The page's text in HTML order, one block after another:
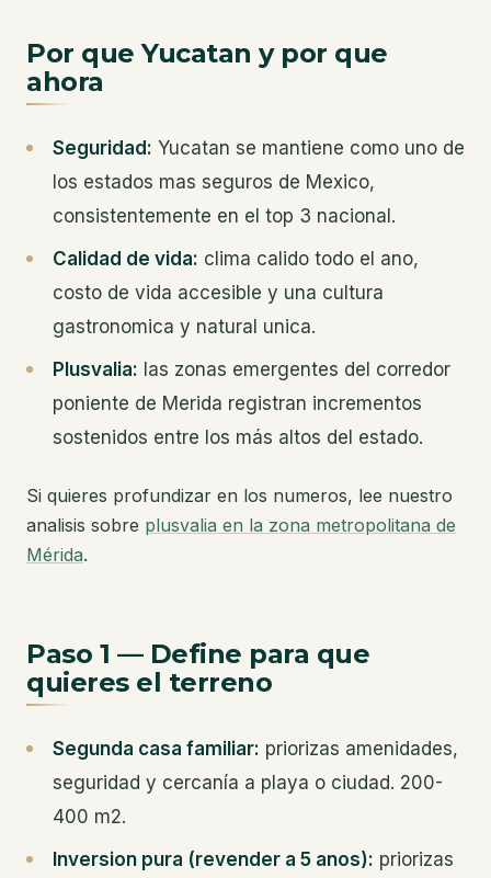
Por que Yucatan y por que
ahora
Seguridad: Yucatan se mantiene como uno de
los estados mas seguros de Mexico,
consistentemente en el top 3 nacional.
Calidad de vida: clima calido todo el ano,
costo de vida accesible y una cultura
gastronomica y natural unica.
Plusvalia: las zonas emergentes del corredor
poniente de Merida registran incrementos
sostenidos entre los más altos del estado.
Si quieres profundizar en los numeros, lee nuestro
analisis sobre plusvalia en la zona metropolitana de
Mérida.
Paso 1 — Define para que
quieres el terreno
Segunda casa familiar: priorizas amenidades,
seguridad y cercanía a playa o ciudad. 200-
400 m2.
Inversion pura (revender a 5 anos): priorizas